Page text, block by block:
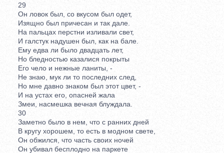
29
Он ловок был, со вкусом был одет,
Изящно был причесан и так дале.
На пальцах перстни изливали свет,
И галстук надушен был, как на бале.
Ему едва ли было двадцать лет,
Но бледностью казалися покрыты
Его чело и нежные ланиты, -
Не знаю, мук ли то последних след,
Но мне давно знаком был этот цвет, -
И на устах его, опасней жала
Змеи, насмешка вечная блуждала.
30
Заметно было в нем, что с ранних дней
В кругу хорошем, то есть в модном свете,
Он обжился, что часть своих ночей
Он убивал бесплодно на паркете